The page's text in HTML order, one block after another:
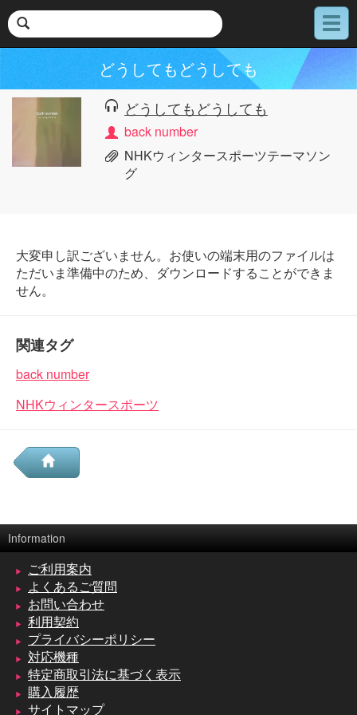
メ
ニ
どうしてもどうしても
どうしてもどうしても
back number
NHKウィンタースポーツテーマソン
グ
大変申し訳ございません。お使いの端末用のファイルは
ただいま準備中のため、ダウンロードすることができま
せん。
関連タグ
back number
NHKウィンタースポーツ
Information
ご利用案内
よくあるご質問
お問い合わせ
利用契約
プライバシーポリシー
対応機種
特定商取引法に基づく表示
購入履歴
サイトマップ